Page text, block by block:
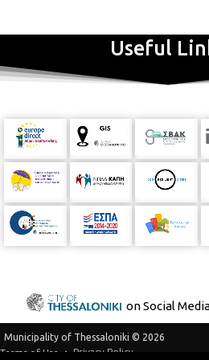
ελκυστικό. Πρόγραμμα: 10:00 πμ –
Παρασκευή, εκτός Σαββάτου και
30/6)έχει συμπληρωθεί 2η
τηρηθεί σειρά προτεραιότητας.
δήλωση συμμετοχής υποβάλλεται
φόρμαστην ηλεκτρονική διεύθυνση:
pinakothiki@thessaloniki.gr
Όλγας 180 και Θεμ. Σοφούλη Γιώτα
Παναγιωτοπούλου Τηλέφωνο: 2310
Τηλέφωνο: 2313 318533
Useful
on Social
Municipality of Thessaloniki © 2026
Terms of Use
Privacy Policy